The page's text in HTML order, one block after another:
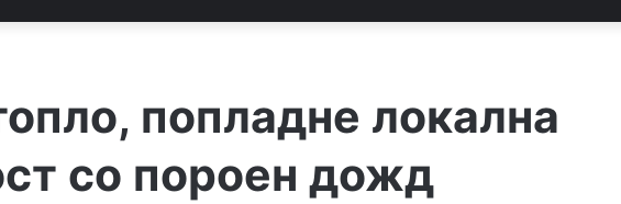
попладне локална
со пороен дожд